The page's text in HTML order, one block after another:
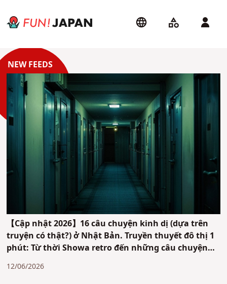
【Cập nhật 2026】16 câu chuyện kinh dị (dựa trên
truyện có thật?) ở Nhật Bản. Truyền thuyết đô thị 1
phút: Từ thời Showa retro đến những câu chuyện
12/06/2026